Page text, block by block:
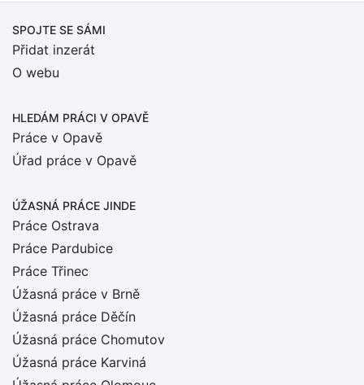
SPOJTE SE SÁMI
Přidat inzerát
O webu
HLEDÁM PRÁCI V OPAVĚ
Práce v Opavě
Úřad práce v Opavě
ÚŽASNÁ PRÁCE JINDE
Práce Ostrava
Práce Pardubice
Práce Třinec
Úžasná práce v Brně
Úžasná práce Děčín
Úžasná práce Chomutov
Úžasná práce Karviná